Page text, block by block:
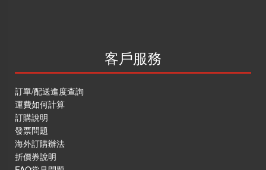
客戶服務
訂單/配送進度查詢
運費如何計算
訂購說明
發票問題
客戶服務
訂單/配送進度查詢
運費如何計算
訂購說明
發票問題
海外訂購辦法
折價券說明